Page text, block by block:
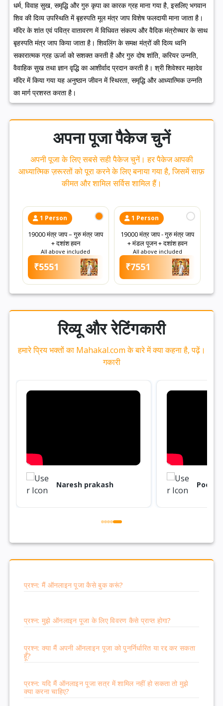
धर्म, विवाह सुख, समृद्धि और गुरु कृपा का कारक ग्रह माना गया है, इसलिए भगवान
शिव की दिव्य उपस्थिति में बृहस्पति मूल मंत्र जाप विशेष फलदायी माना जाता है।
मंदिर के शांत एवं पवित्र वातावरण में विधिवत संकल्प और वैदिक मंत्रोच्चार के साथ
बृहस्पति मंत्र जाप किया जाता है। शिवलिंग के समक्ष मंत्रों की दिव्य ध्वनि
सकारात्मक ग्रह ऊर्जा को सशक्त करती है और गुरु दोष शांति, करियर उन्नति,
वैवाहिक सुख तथा ज्ञान वृद्धि का आशीर्वाद प्रदान करती है। श्री शिवेश्वर महादेव
मंदिर में किया गया यह अनुष्ठान जीवन में स्थिरता, समृद्धि और आध्यात्मिक उन्नति
का मार्ग प्रशस्त करता है।
अपना पूजा पैकेज चुनें
अपनी पूजा के लिए सबसे सही पैकेज चुनें। हर पैकेज आपकी
आध्यात्मिक ज़रूरतों को पूरा करने के लिए बनाया गया है, जिसमें साफ़
कीमत और शामिल सर्विस शामिल हैं।
1 Person
19000 मंत्र जाप – गुरु मंत्र जाप
+ दशांश हवन
All above included
₹5551
1 Person
19000 मंत्र जाप - गुरु मंत्र जाप
+ मंडल पूजन + दशांश हवन
All above included
₹7551
रिव्यू और रेटिंगकारी
हमारे प्रिय भक्तों का Mahakal.com के बारे में क्या कहना है, पढ़ें।
गकारी
Naresh prakash
प्रश्न: मैं ऑनलाइन पूजा कैसे बुक करूं?
प्रश्न: मुझे ऑनलाइन पूजा के लिए विवरण कैसे प्राप्त होगा?
प्रश्न: क्या मैं अपनी ऑनलाइन पूजा को पुनर्निर्धारित या रद्द कर सकता
हूँ?
प्रश्न: यदि मैं ऑनलाइन पूजा सत्र में शामिल नहीं हो सकता तो मुझे
क्या करना चाहिए?